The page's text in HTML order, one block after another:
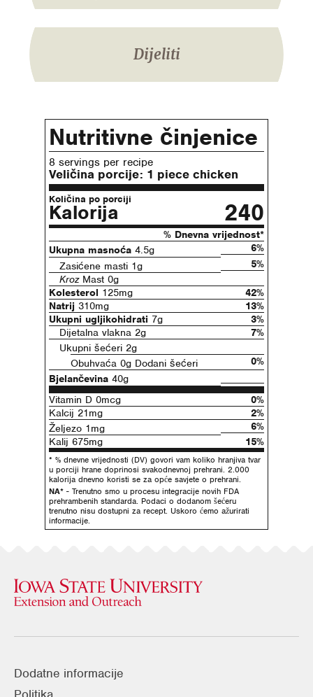
Dijeliti
Nutritivne činjenice
8 servings per recipe
Veličina porcije: 1 piece chicken
Količina po porciji
Kalorija 240
% Dnevna vrijednost*
Ukupna masnoća 4.5g
6%
Zasićene masti 1g
5%
KrozMast 0g
Kolesterol 125mg
42%
Natrij 310mg
13%
Ukupni ugljikohidrati 7g
3%
Dijetalna vlakna 2g
7%
Ukupni šećeri 2g
Obuhvaća 0g Dodani šećeri
0%
Bjelančevina 40g
Vitamin D 0mcg
0%
Kalcij 21mg
2%
Željezo 1mg
6%
Kalij 675mg
15%
* % dnevne vrijednosti (DV) govori vam koliko hranjiva tvar
u porciji hrane doprinosi svakodnevnoj prehrani. 2.000
kalorija dnevno koristi se za opće savjete o prehrani.
NA* - Trenutno smo u procesu integracije novih FDA
prehrambenih standarda. Podaci o dodanom šećeru
trenutno nisu dostupni za recept. Uskoro ćemo ažurirati
informacije.
Dodatne informacije